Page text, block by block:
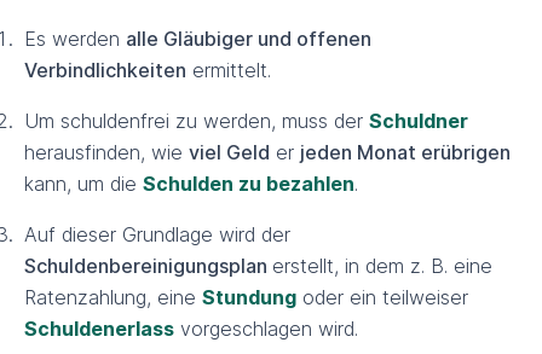
Es werden alle Gläubiger und offenen
Verbindlichkeiten ermittelt.
Um schuldenfrei zu werden, muss der Schuldner
herausfinden, wie viel Geld er jeden Monat erübrigen
kann, um die Schulden zu bezahlen.
Auf dieser Grundlage wird der
Schuldenbereinigungsplan erstellt, in dem z. B. eine
Ratenzahlung, eine Stundung oder ein teilweiser
Schuldenerlass vorgeschlagen wird.